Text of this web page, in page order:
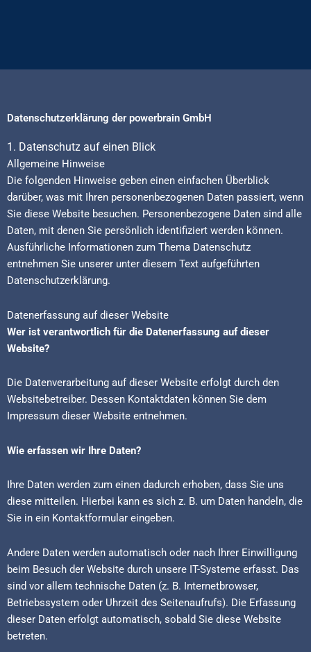
Datenschutzerklärung der powerbrain GmbH
1. Datenschutz auf einen Blick
Allgemeine Hinweise
Die folgenden Hinweise geben einen einfachen Überblick
darüber, was mit Ihren personenbezogenen Daten passiert, wenn
Sie diese Website besuchen. Personenbezogene Daten sind alle
Daten, mit denen Sie persönlich identifiziert werden können.
Ausführliche Informationen zum Thema Datenschutz
entnehmen Sie unserer unter diesem Text aufgeführten
Datenschutzerklärung.
Datenerfassung auf dieser Website
Wer ist verantwortlich für die Datenerfassung auf dieser
Website?
Die Datenverarbeitung auf dieser Website erfolgt durch den
Websitebetreiber. Dessen Kontaktdaten können Sie dem
Impressum dieser Website entnehmen.
Wie erfassen wir Ihre Daten?
Ihre Daten werden zum einen dadurch erhoben, dass Sie uns
diese mitteilen. Hierbei kann es sich z. B. um Daten handeln, die
Sie in ein Kontaktformular eingeben.
Andere Daten werden automatisch oder nach Ihrer Einwilligung
beim Besuch der Website durch unsere IT-Systeme erfasst. Das
sind vor allem technische Daten (z. B. Internetbrowser,
Betriebssystem oder Uhrzeit des Seitenaufrufs). Die Erfassung
dieser Daten erfolgt automatisch, sobald Sie diese Website
betreten.